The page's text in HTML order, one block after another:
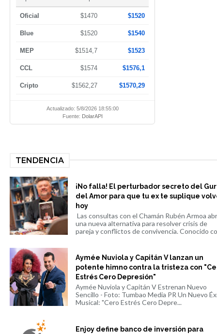
Oficial $1470 $1520
Blue $1520 $1540
MEP $1514,7 $1523
CCL $1574 $1576,1
Cripto $1562,27 $1570,29
Actualizado: 5/8/2026 18:55:00
Fuente: DolarAPI
TENDENCIA
¡No falla! El perturbador secreto del
del Amor para que tu ex te suplique
hoy
Las consultas con el Chamán Rubén Armoa
una nueva alternativa para resolver crisis de
pareja y conflictos de convivencia. Conocido
Aymée Nuviola y Capitán V lanzan un
potente himno contra la tristeza con
Estrés Cero Depresión"
Aymée Nuviola y Capitán V Estrenan Nuevo
Sencillo - Foto: Tumbao Media PR Un Nuevo
Musical: "Cero Estrés Cero Depre...
Enjoy define banco de inversión para